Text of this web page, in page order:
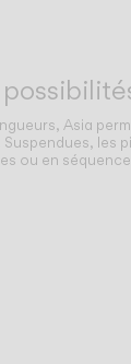
Asia
les
ou en